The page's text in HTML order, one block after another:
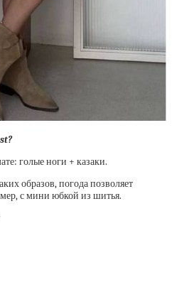
голые ноги + казаки.
образов, погода позволяет
с мини юбкой из шитья.